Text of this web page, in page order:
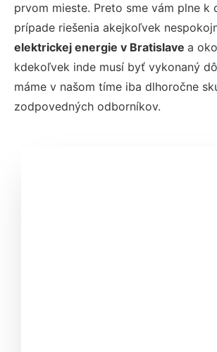
prvom mieste. Preto sme vám plne k
prípade riešenia akejkoľvek
elektrickej energie v Bratislave a
kdekoľvek inde musí byť vykonaný
máme v našom tíme iba dlhoročne
zodpovedných odborníkov.